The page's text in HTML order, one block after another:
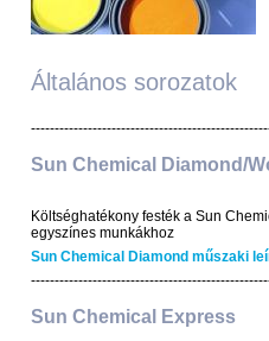
Általános sorozatok
Sun Chemical Diamond/
Költséghatékony festék a Sun
egyszínes munkákhoz
Sun Chemical Diamond műszaki
Sun Chemical Express